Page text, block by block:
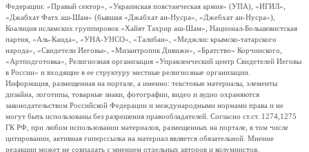
Федерации: «Правый сектор», «Украинская повстанческая армия» (УПА), «ИГИЛ»,
«Джабхат Фатх аш-Шам» (бывшая «Джабхат ан-Нусра», «Джебхат ан-Нусра»),
Коалиция исламских группировок «Хайят Тахрир аш-Шам», Национал-Большевистская
партия, «Аль-Каида», «УНА-УНСО», «Талибан», «Меджлис крымско-татарского
народа», «Свидетели Иеговы», «Мизантропик Дивижн», «Братство» Корчинского,
«Артподготовка», Религиозная организация «Управленческий центр Свидетелей Иеговы
в России» и входящие в ее структуру местные религиозные организации.
Информация, размещенная на портале, а именно: текстовые материалы, элементы
дизайна, логотипы, товарные знаки, фотографии, видео и аудио охраняются
законодательством Российской Федерации и международными нормами права и не
могут быть использованы без разрешения правообладателей. Согласно ст.ст. 1274,1275
ГК РФ, при любом использовании материалов, размещенных на портале, в том числе
цитировании, активная гиперссылка на материал является обязательной. Мнение
редакции может не совпадать с мнением отдельных авторов и колумнистов.